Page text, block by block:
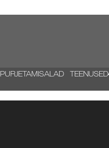
PURJETAMISALAD TEENUSED